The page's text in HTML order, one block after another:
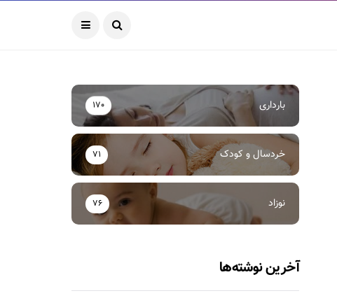
بارداری 170
خردسال و کودک 71
نوزاد 76
آخرین نوشته‌ها